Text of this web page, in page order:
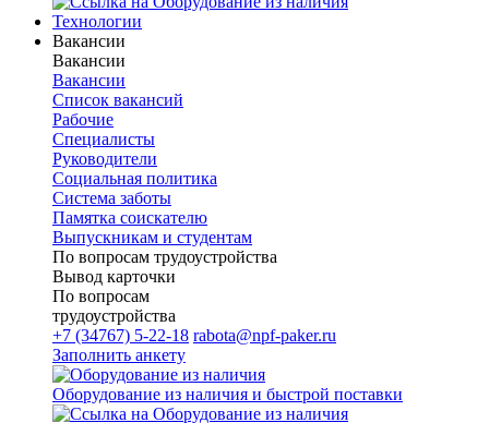
Технологии
Вакансии
Вакансии
Вакансии
Список вакансий
Рабочие
Специалисты
Руководители
Cоциальная политика
Система заботы
Памятка соискателю
Выпускникам и студентам
По вопросам трудоустройства
Вывод карточки
По вопросам
трудоустройства
+7 (34767) 5-22-18 rabota@npf-paker.ru
Заполнить анкету
Оборудование из наличия и быстрой поставки